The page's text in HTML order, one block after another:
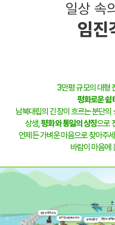
일상 속
임진
3만평 규모의 대형
평화로운 쉼
남북대립의 긴장이 흐르는 분단
상생,평화와 통일의 상징으로
언제든 가벼운 마음으로 찾아주
바람이 마음에
임진강 독개다리
벙커전시관 BEAT131
평화의 종각 한반도 생태평